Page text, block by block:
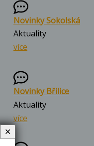
Novinky Sokolská
Aktuality
více
Novinky Břilice
Aktuality
více
✕